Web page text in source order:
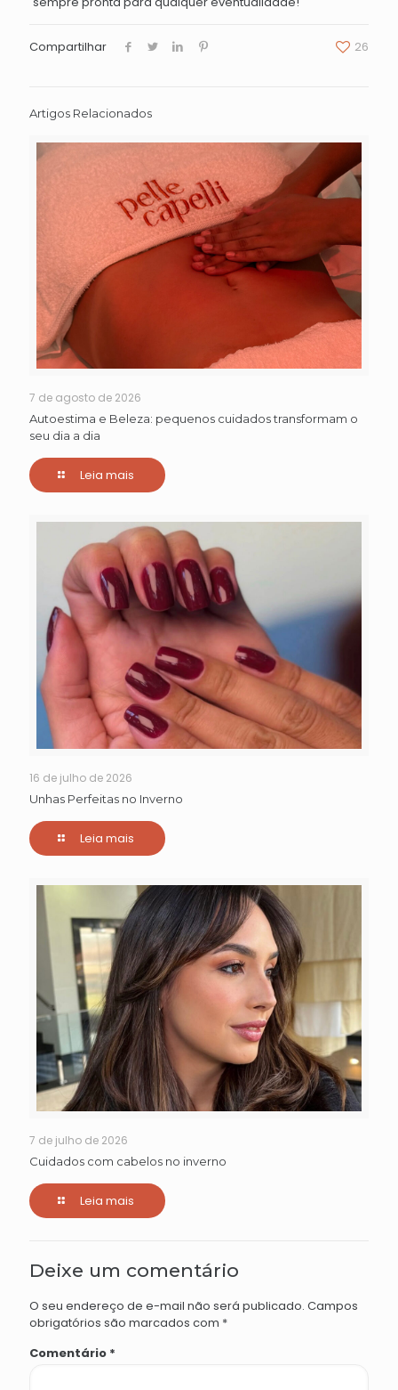
Compartilhar 26
Artigos Relacionados
7 de agosto de 2026
Autoestima e Beleza: pequenos cuidados transformam o
seu dia a dia
Leia mais
16 de julho de 2026
Unhas Perfeitas no Inverno
Leia mais
7 de julho de 2026
Cuidados com cabelos no inverno
Leia mais
Deixe um comentário
O seu endereço de e-mail não será publicado. Campos
obrigatórios são marcados com *
Comentário *